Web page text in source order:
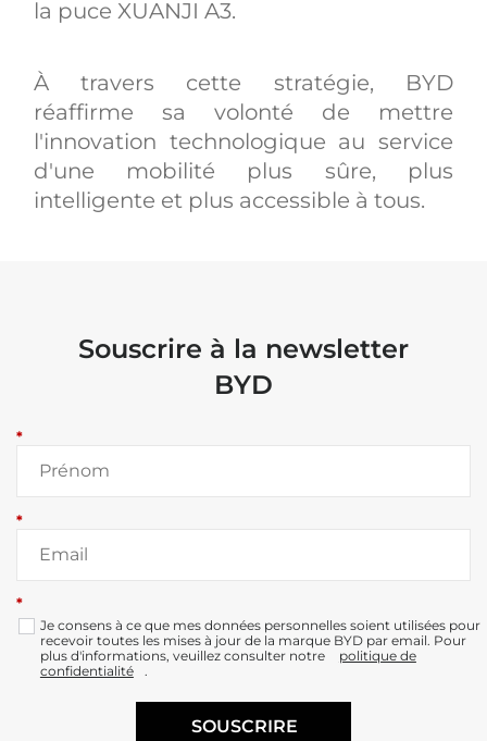
la puce XUANJI A3.
À travers cette stratégie, BYD
réaffirme sa volonté de mettre
l'innovation technologique au service
d'une mobilité plus sûre, plus
intelligente et plus accessible à tous.
Souscrire à la newsletter
BYD
*
*
*
Je consens à ce que mes données personnelles soient utilisées pour
recevoir toutes les mises à jour de la marque BYD par email. Pour
plus d'informations, veuillez consulter notre
politique de
confidentialité
.
SOUSCRIRE